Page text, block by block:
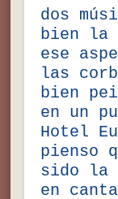
dos
bien la
ese
las
bien
en un
Hotel
pienso
sido la
en